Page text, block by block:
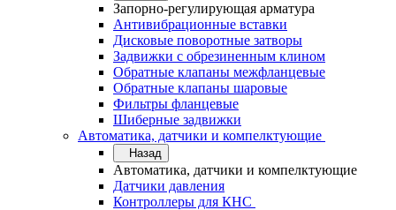
Запорно-регулирующая арматура
Антивибрационные вставки
Дисковые поворотные затворы
Задвижки с обрезиненным клином
Обратные клапаны межфланцевые
Обратные клапаны шаровые
Фильтры фланцевые
Шиберные задвижки
Автоматика, датчики и компелктующие
Назад
Автоматика, датчики и компелктующие
Датчики давления
Контроллеры для КНС